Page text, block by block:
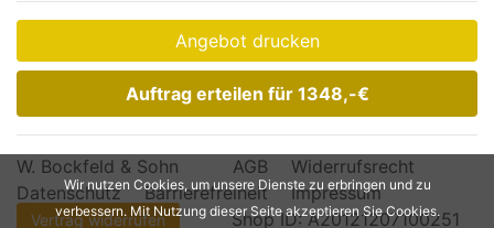
Angebot drucken
Auftrag erteilen für 1348,-€
W. Bockfeld & Sohn AGB
Widerrufsrecht
Datenschutz
Barrierefreiheit
Impressum
Shop ID: A20121207100251
Vertrag widerrufen
Wir nutzen Cookies, um unsere Dienste zu erbringen und zu
verbessern. Mit Nutzung dieser Seite akzeptieren Sie Cookies.